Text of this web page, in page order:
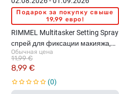
Подарок за покупку свыше
19,99 евро!
RIMMEL Multitasker Setting Spray
спрей для фиксации макияжа,
100мл
Обычная цена
8,99 €
11,99 €
0